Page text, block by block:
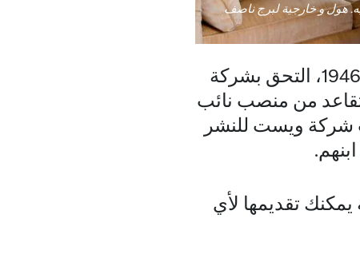
هول و خارجية لبرج ناصف
لقد التحق السيد ناصف بالجيش في سن 19 عامًا. وعند عودته في عام 1946، التحق بشركة
من منصب نائب
شركة ويست للنشر
تقديمها لأي